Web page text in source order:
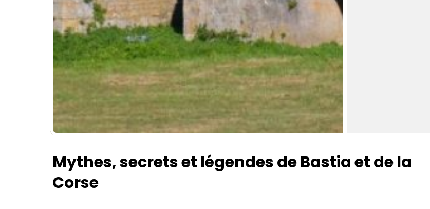
Mythes, secrets et légendes de Bastia et de la
Corse